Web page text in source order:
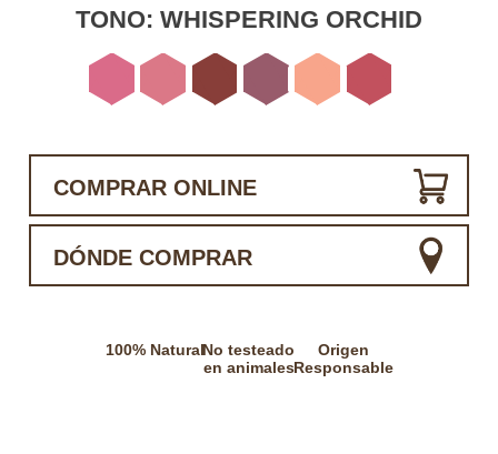
TONO: WHISPERING ORCHID
COMPRAR ONLINE
DÓNDE COMPRAR
100% NaturalNo testeado
en animales
Origen
Responsable